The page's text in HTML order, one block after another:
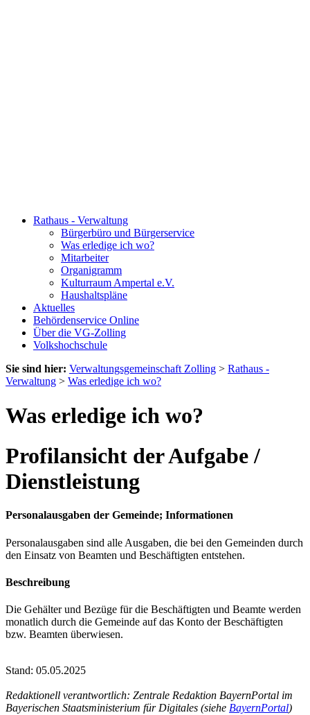
Rathaus - Verwaltung
Bürgerbüro und Bürgerservice
Was erledige ich wo?
Mitarbeiter
Organigramm
Kulturraum Ampertal e.V.
Haushaltspläne
Aktuelles
Behördenservice Online
Über die VG-Zolling
Volkshochschule
Sie sind hier: Verwaltungsgemeinschaft Zolling > Rathaus -
Verwaltung > Was erledige ich wo?
Was erledige ich wo?
Profilansicht der Aufgabe /
Dienstleistung
Personalausgaben der Gemeinde; Informationen
Personalausgaben sind alle Ausgaben, die bei den Gemeinden durch
den Einsatz von Beamten und Beschäftigten entstehen.
Beschreibung
Die Gehälter und Bezüge für die Beschäftigten und Beamte werden
monatlich durch die Gemeinde auf das Konto der Beschäftigten
bzw. Beamten überwiesen.
Stand: 05.05.2025
Redaktionell verantwortlich: Zentrale Redaktion BayernPortal im
Bayerischen Staatsministerium für Digitales (siehe BayernPortal)